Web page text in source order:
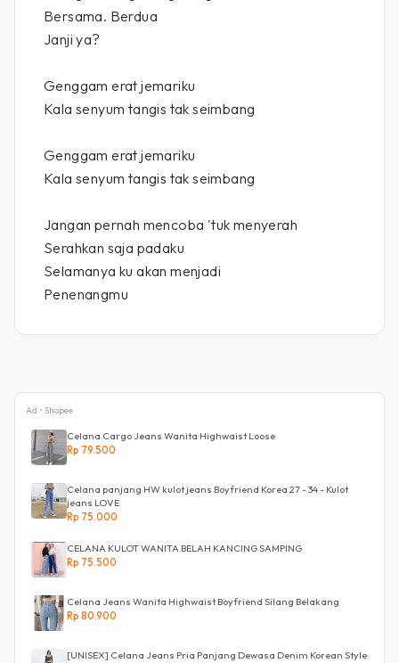
Bersama. Berdua
Janji ya?
Genggam erat jemariku
Kala senyum tangis tak seimbang
Genggam erat jemariku
Kala senyum tangis tak seimbang
Jangan pernah mencoba 'tuk menyerah
Serahkan saja padaku
Selamanya ku akan menjadi
Penenangmu
Ad • Shopee
Celana Cargo Jeans Wanita Highwaist Loose
Rp 79.500
Celana panjang HW kulot jeans Boyfriend Korea 27 - 34 - Kulot
jeans LOVE
Rp 75.000
CELANA KULOT WANITA BELAH KANCING SAMPING
Rp 75.500
Celana Jeans Wanita Highwaist Boyfriend Silang Belakang
Rp 80.900
[UNISEX] Celana Jeans Pria Panjang Dewasa Denim Korean Style